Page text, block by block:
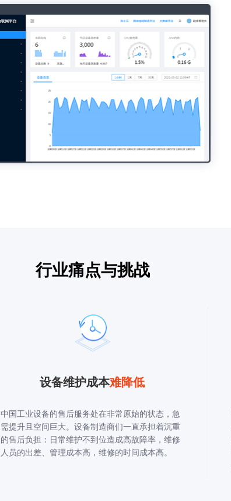
行业痛点与挑战
设备维护成本难降低
中国工业设备的售后服务处在非常原始的状态，急
需提升且空间巨大。设备制造商们一直承担着沉重
的售后负担：日常维护不到位造成高故障率，维修
人员的出差、管理成本高，维修的时间成本高。